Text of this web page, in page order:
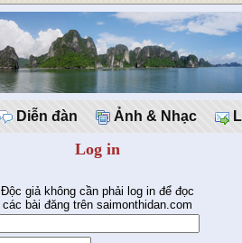
Diễn đàn Ảnh & Nhạc
Log in
Độc giả không cần phải log in để đọc
các bài đăng trên saimonthidan.com